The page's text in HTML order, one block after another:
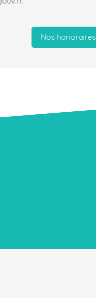
Nos honoraires